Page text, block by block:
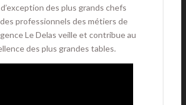
des plus grands chefs
professionnels des métiers de
Le Delas veille et contribue au
des plus grandes tables.